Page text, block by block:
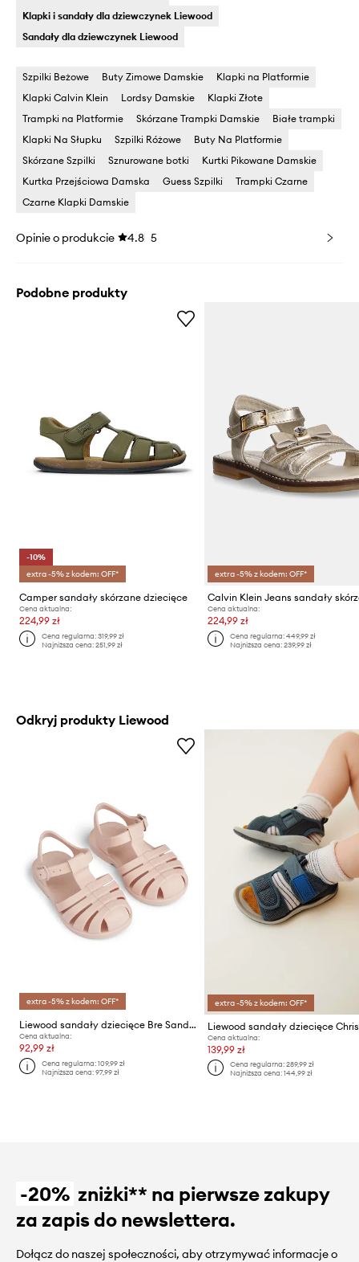
Klapki i sandały dla dziewczynek Liewood
Sandały dla dziewczynek Liewood
Szpilki Beżowe Buty Zimowe Damskie
Klapki na Platformie
Klapki Calvin Klein
Lordsy Damskie
Klapki Złote
Trampki na Platformie
Skórzane Trampki Damskie
Białe trampki
Klapki Na Słupku
Szpilki Różowe
Buty Na Platformie
Skórzane Szpilki
Sznurowane botki
Kurtki Pikowane Damskie
Kurtka Przejściowa Damska
Guess Szpilki
Trampki Czarne
Czarne Klapki Damskie
Opinie o produkcie 4.8 5
Podobne produkty
-10%
extra -5% z kodem: OFF*
Camper sandały skórzane dziecięce
Cena aktualna:
224,99 zł
Cena regularna:319,99 zł
Najniższa cena:251,99 zł
extra -5% z kodem: OFF*
Cena aktualna:
224,99 zł
Cena regularna: 449,99 zł
Najniższa cena: 239,99 zł
Odkryj produkty Liewood
extra -5% z kodem: OFF*
Liewood sandały dziecięce Bre Sandals
Cena aktualna:
92,99 zł
Cena regularna:109,99 zł
Najniższa cena:97,99 zł
extra -5% z kodem: OFF*
Cena aktualna:
139,99 zł
Cena regularna: 289,99 zł
Najniższa cena: 144,99 zł
-20% zniżki** na pierwsze zakupy
za zapis do newslettera.
Dołącz do naszej społeczności, aby otrzymywać informacje o